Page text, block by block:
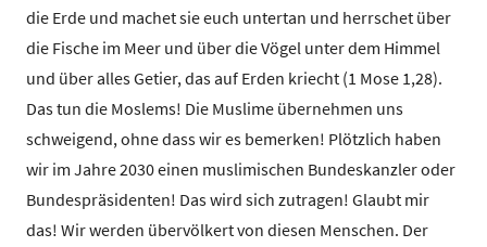
die Erde und machet sie euch untertan und herrschet über
die Fische im Meer und über die Vögel unter dem Himmel
und über alles Getier, das auf Erden kriecht (1 Mose 1,28).
Das tun die Moslems! Die Muslime übernehmen uns
schweigend, ohne dass wir es bemerken! Plötzlich haben
wir im Jahre 2030 einen muslimischen Bundeskanzler oder
Bundespräsidenten! Das wird sich zutragen! Glaubt mir
das! Wir werden übervölkert von diesen Menschen. Der